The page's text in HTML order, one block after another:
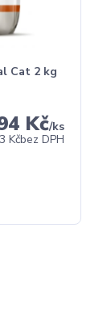
Cat 2 kg
Kč/ks
Kčbez DPH